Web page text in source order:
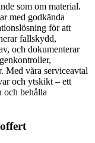
som om material.
med godkända
för att
fallskydd,
och dokumenterar
Med våra serviceavtal
och ytskikt – ett
och behålla